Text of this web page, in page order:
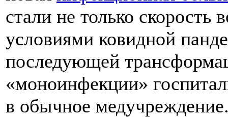
стали не только скорость
условиями ковидной
последующей
«моноинфекции»
в обычное